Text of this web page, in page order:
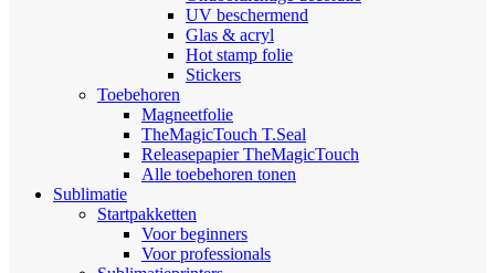
UV beschermend
Glas & acryl
Hot stamp folie
Stickers
Toebehoren
Magneetfolie
TheMagicTouch T.Seal
Releasepapier TheMagicTouch
Alle toebehoren tonen
Sublimatie
Startpakketten
Voor beginners
Voor professionals